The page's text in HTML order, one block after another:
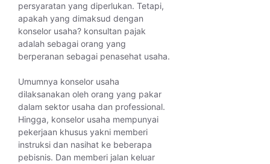
persyaratan yang diperlukan. Tetapi,
apakah yang dimaksud dengan
konselor usaha? konsultan pajak
adalah sebagai orang yang
berperanan sebagai penasehat usaha.
Umumnya konselor usaha
dilaksanakan oleh orang yang pakar
dalam sektor usaha dan professional.
Hingga, konselor usaha mempunyai
pekerjaan khusus yakni memberi
instruksi dan nasihat ke beberapa
pebisnis. Dan memberi jalan keluar